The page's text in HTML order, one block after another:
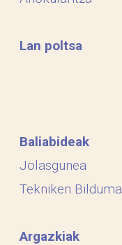
Lan poltsa
Baliabideak
Jolasgunea
Tekniken Bilduma
Argazkiak